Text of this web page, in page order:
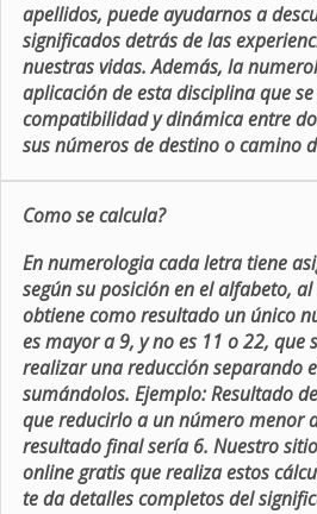
apellidos, puede ayudarnos a
significados detrás de las
nuestras vidas. Además, la
aplicación de esta disciplina que
compatibilidad y dinámica entre
sus números de destino o camino
Como se calcula?
En numerologia cada letra tiene
según su posición en el alfabeto,
obtiene como resultado un único
es mayor a 9, y no es 11 o 22, que
realizar una reducción separando
sumándolos. Ejemplo: Resultado
que reducirlo a un número menor
resultado final sería 6. Nuestro
online gratis que realiza estos
te da detalles completos del